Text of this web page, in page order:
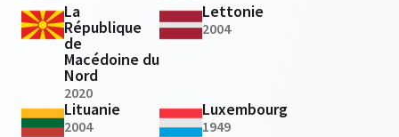
La
République
de
Macédoine du
Nord
2020
Lettonie
2004
Lituanie
2004
Luxembourg
1949